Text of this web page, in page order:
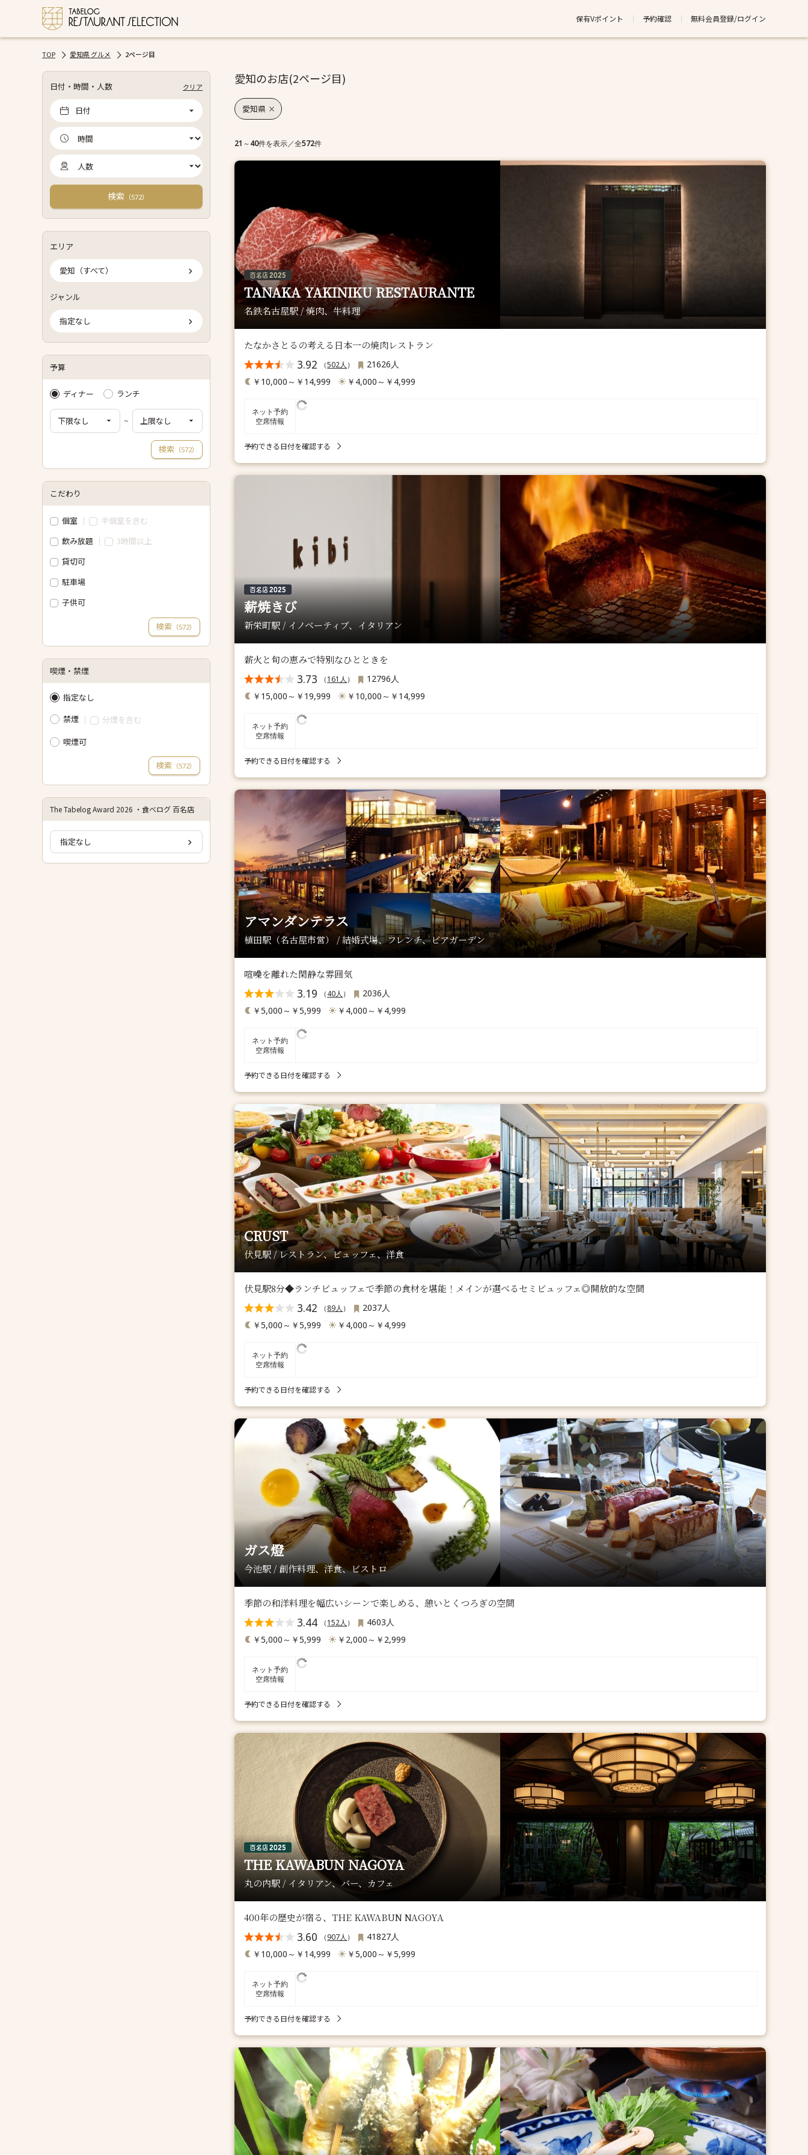
保有Vポイント 予約確認 無料会員登録/ログイン
TOP 愛知県 グルメ 2ページ目
日付・時間・人数 クリア
日付
検索 （572）
エリア
愛知（すべて）
ジャンル
指定なし
予算
ディナー ランチ
~
検索 （572）
こだわり
個室
半個室を含む
飲み放題
3時間以上
貸切可
駐車場
子供可
検索 （572）
喫煙・禁煙
指定なし
禁煙
分煙を含む
喫煙可
検索 （572）
The Tabelog Award 2026 ・食べログ 百名店
指定なし
愛知のお店(2ページ目)
愛知県
21 ～40件を表示／全572件
TANAKA YAKINIKU RESTAURANTE
名鉄名古屋駅 / 焼肉、牛料理
たなかさとるの考える日本一の焼肉レストラン
3.92 （502人 ）
21626人
￥10,000～￥14,999
￥4,000～￥4,999
ネット予約
空席情報
予約できる日付を確認する
薪焼きび
新栄町駅 / イノベーティブ、イタリアン
薪火と旬の恵みで特別なひとときを
3.73 （161人 ）
12796人
￥15,000～￥19,999
￥10,000～￥14,999
ネット予約
空席情報
予約できる日付を確認する
アマンダンテラス
植田駅（名古屋市営） / 結婚式場、フレンチ、ビアガーデン
喧噪を離れた閑静な雰囲気
3.19 （40人 ）
2036人
￥5,000～￥5,999
￥4,000～￥4,999
ネット予約
空席情報
予約できる日付を確認する
CRUST
伏見駅 / レストラン、ビュッフェ、洋食
伏見駅8分◆ランチビュッフェで季節の食材を堪能！メインが選べるセミビュッフェ◎開放的な空間
3.42 （89人 ）
2037人
￥5,000～￥5,999
￥4,000～￥4,999
ネット予約
空席情報
予約できる日付を確認する
ガス燈
今池駅 / 創作料理、洋食、ビストロ
季節の和洋料理を幅広いシーンで楽しめる、憩いとくつろぎの空間
3.44 （152人 ）
4603人
￥5,000～￥5,999
￥2,000～￥2,999
ネット予約
空席情報
予約できる日付を確認する
THE KAWABUN NAGOYA
丸の内駅 / イタリアン、バー、カフェ
400年の歴史が宿る、THE KAWABUN NAGOYA
3.60 （907人 ）
41827人
￥10,000～￥14,999
￥5,000～￥5,999
ネット予約
空席情報
予約できる日付を確認する